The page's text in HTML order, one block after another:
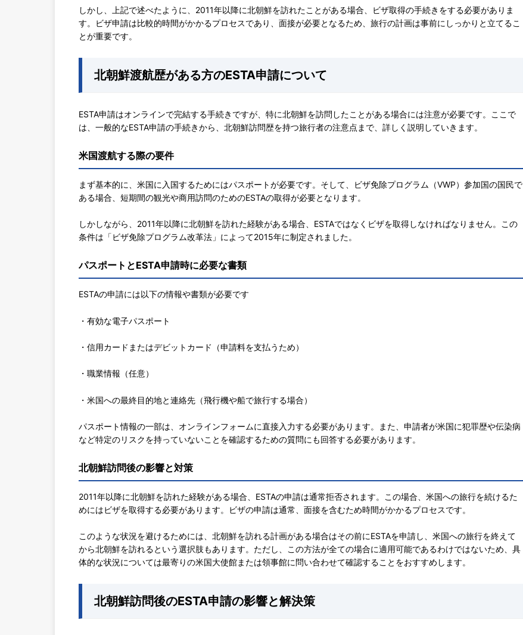
しかし、上記で述べたように、2011年以降に北朝鮮を訪れたことがある場合、ビザ取得の手続きをする必要がありま
す。ビザ申請は比較的時間がかかるプロセスであり、面接が必要となるため、旅行の計画は事前にしっかりと立てるこ
とが重要です。
北朝鮮渡航歴がある方のESTA申請について
ESTA申請はオンラインで完結する手続きですが、特に北朝鮮を訪問したことがある場合には注意が必要です。ここで
は、一般的なESTA申請の手続きから、北朝鮮訪問歴を持つ旅行者の注意点まで、詳しく説明していきます。
米国渡航する際の要件
まず基本的に、米国に入国するためにはパスポートが必要です。そして、ビザ免除プログラム（VWP）参加国の国民で
ある場合、短期間の観光や商用訪問のためのESTAの取得が必要となります。
しかしながら、2011年以降に北朝鮮を訪れた経験がある場合、ESTAではなくビザを取得しなければなりません。この
条件は「ビザ免除プログラム改革法」によって2015年に制定されました。
パスポートとESTA申請時に必要な書類
ESTAの申請には以下の情報や書類が必要です
・有効な電子パスポート
・信用カードまたはデビットカード（申請料を支払うため）
・職業情報（任意）
・米国への最終目的地と連絡先（飛行機や船で旅行する場合）
パスポート情報の一部は、オンラインフォームに直接入力する必要があります。また、申請者が米国に犯罪歴や伝染病
など特定のリスクを持っていないことを確認するための質問にも回答する必要があります。
北朝鮮訪問後の影響と対策
2011年以降に北朝鮮を訪れた経験がある場合、ESTAの申請は通常拒否されます。この場合、米国への旅行を続けるた
めにはビザを取得する必要があります。ビザの申請は通常、面接を含むため時間がかかるプロセスです。
このような状況を避けるためには、北朝鮮を訪れる計画がある場合はその前にESTAを申請し、米国への旅行を終えて
から北朝鮮を訪れるという選択肢もあります。ただし、この方法が全ての場合に適用可能であるわけではないため、具
体的な状況については最寄りの米国大使館または領事館に問い合わせて確認することをおすすめします。
北朝鮮訪問後のESTA申請の影響と解決策